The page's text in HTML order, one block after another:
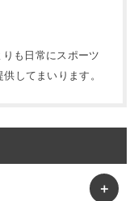
も日常にスポーツ
してまいります。